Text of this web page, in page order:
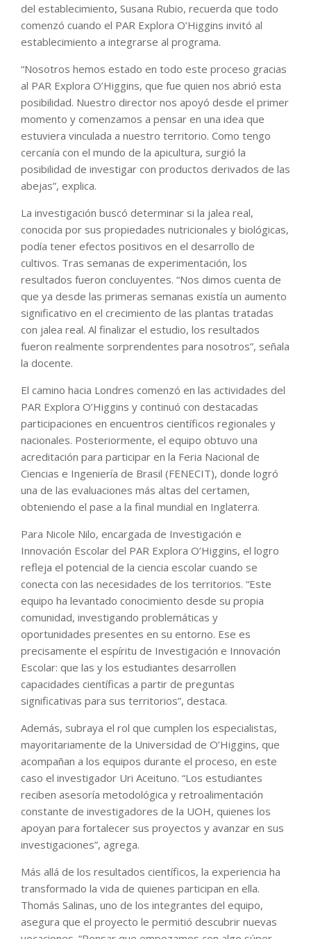
del establecimiento, Susana Rubio, recuerda que todo
comenzó cuando el PAR Explora O’Higgins invitó al
establecimiento a integrarse al programa.
“Nosotros hemos estado en todo este proceso gracias
al PAR Explora O’Higgins, que fue quien nos abrió esta
posibilidad. Nuestro director nos apoyó desde el primer
momento y comenzamos a pensar en una idea que
estuviera vinculada a nuestro territorio. Como tengo
cercanía con el mundo de la apicultura, surgió la
posibilidad de investigar con productos derivados de las
abejas”, explica.
La investigación buscó determinar si la jalea real,
conocida por sus propiedades nutricionales y biológicas,
podía tener efectos positivos en el desarrollo de
cultivos. Tras semanas de experimentación, los
resultados fueron concluyentes. “Nos dimos cuenta de
que ya desde las primeras semanas existía un aumento
significativo en el crecimiento de las plantas tratadas
con jalea real. Al finalizar el estudio, los resultados
fueron realmente sorprendentes para nosotros”, señala
la docente.
El camino hacia Londres comenzó en las actividades del
PAR Explora O’Higgins y continuó con destacadas
participaciones en encuentros científicos regionales y
nacionales. Posteriormente, el equipo obtuvo una
acreditación para participar en la Feria Nacional de
Ciencias e Ingeniería de Brasil (FENECIT), donde logró
una de las evaluaciones más altas del certamen,
obteniendo el pase a la final mundial en Inglaterra.
Para Nicole Nilo, encargada de Investigación e
Innovación Escolar del PAR Explora O’Higgins, el logro
refleja el potencial de la ciencia escolar cuando se
conecta con las necesidades de los territorios. “Este
equipo ha levantado conocimiento desde su propia
comunidad, investigando problemáticas y
oportunidades presentes en su entorno. Ese es
precisamente el espíritu de Investigación e Innovación
Escolar: que las y los estudiantes desarrollen
capacidades científicas a partir de preguntas
significativas para sus territorios”, destaca.
Además, subraya el rol que cumplen los especialistas,
mayoritariamente de la Universidad de O’Higgins, que
acompañan a los equipos durante el proceso, en este
caso el investigador Uri Aceituno. “Los estudiantes
reciben asesoría metodológica y retroalimentación
constante de investigadores de la UOH, quienes los
apoyan para fortalecer sus proyectos y avanzar en sus
investigaciones”, agrega.
Más allá de los resultados científicos, la experiencia ha
transformado la vida de quienes participan en ella.
Thomás Salinas, uno de los integrantes del equipo,
asegura que el proyecto le permitió descubrir nuevas